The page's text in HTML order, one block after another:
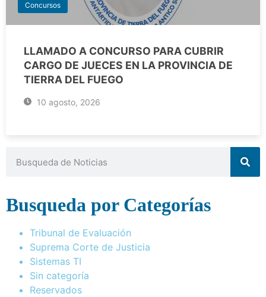
Concursos
LLAMADO A CONCURSO PARA CUBRIR
CARGO DE JUECES EN LA PROVINCIA DE
TIERRA DEL FUEGO
10 agosto, 2026
Busqueda por Categorías
Tribunal de Evaluación
Suprema Corte de Justicia
Sistemas TI
Sin categoría
Reservados